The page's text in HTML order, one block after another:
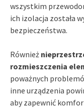
wszystkim
ich izolacja została
bezpieczeństwa.
Również
rozmieszczenia
poważnych
inne urządzenia
aby zapewnić